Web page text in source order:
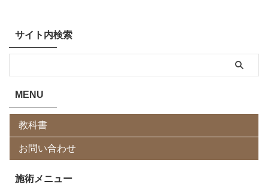
サイト内検索
MENU
教科書
お問い合わせ
施術メニュー